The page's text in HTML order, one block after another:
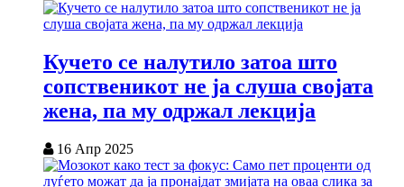
Кучето се налутило затоа што
сопственикот не ја слуша својата
жена, па му одржал лекција
16 Апр 2025